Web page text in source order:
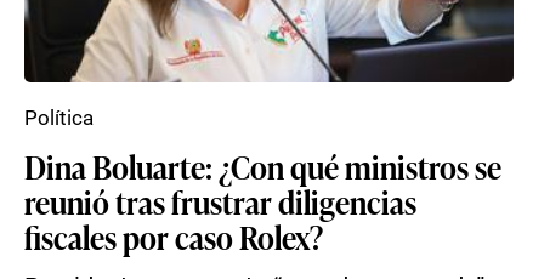
Dina Boluarte: ¿Con qué ministros se
reunió tras frustrar diligencias
fiscales por caso Rolex?
Política